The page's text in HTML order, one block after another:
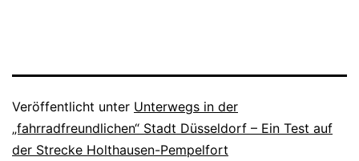
Veröffentlicht unter Unterwegs in der
„fahrradfreundlichen“ Stadt Düsseldorf – Ein Test auf
der Strecke Holthausen-Pempelfort